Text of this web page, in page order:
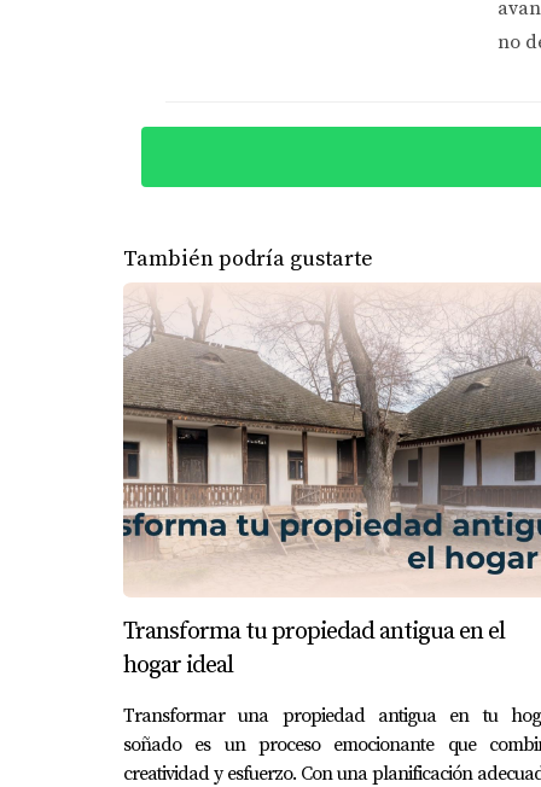
Después de investigar y hablar con un
efectiva. Cada caso es único; lo que
eso es crucial buscar asesoramiento
explorar todas las opciones disponibles
financieras. Para obtener más información
contacta a Eira Rivas hoy mismo.
PREGUNTAS
¿Qué tipo de deducciones fiscales
Las deducciones varían según el país, pero
¿Los extranjeros tienen derecho a
Sí, muchos países ofrecen créditos fiscales
¿Cómo puedo asegurarme de
Es recomendable consultar con un asesor
no
También podría gustarte
Transforma tu propiedad antigua en el
hogar ideal
Transformar una propiedad antigua en tu
soñado es un proceso emocionante que
creatividad y esfuerzo. Con una planificación